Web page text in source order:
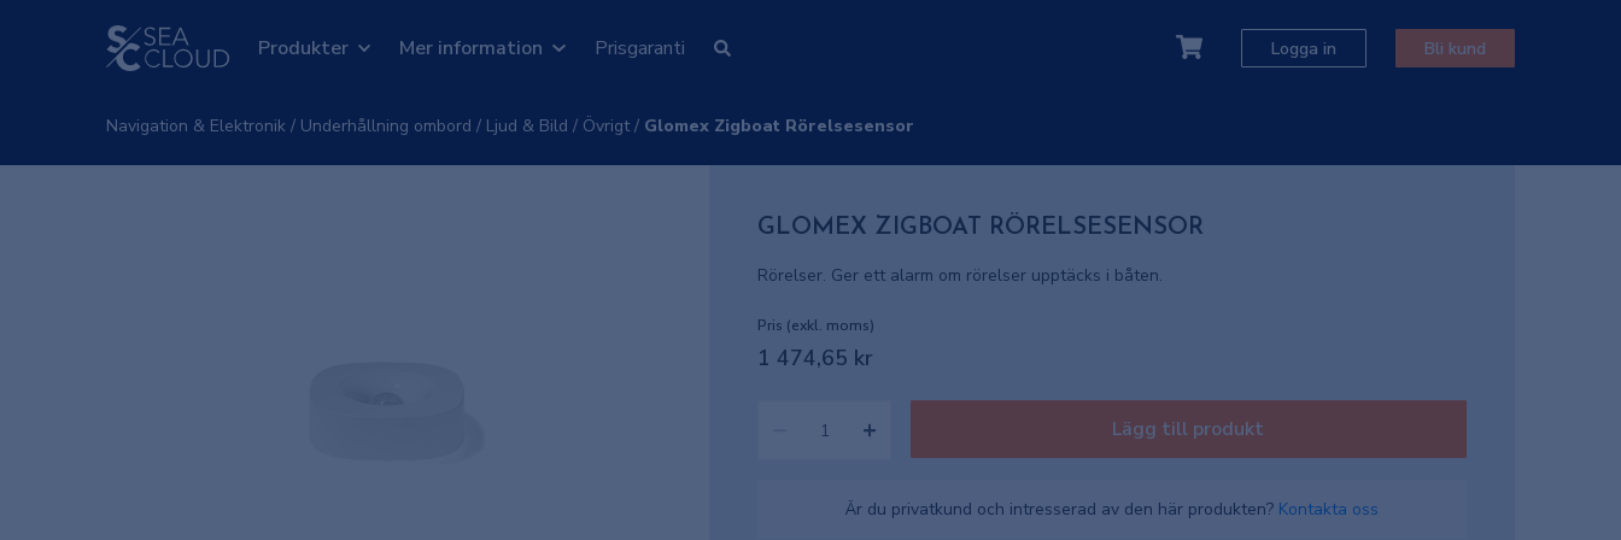
Produkter Mer information Prisgaranti Logga in Bli kund
Navigation & Elektronik / Underhållning ombord / Ljud & Bild / Övrigt/ Glomex Zigboat Rörelsesensor
GLOMEX ZIGBOAT RÖRELSESENSOR
Rörelser. Ger ett alarm om rörelser upptäcks i båten.
Pris (exkl. moms)
1 474,65 kr
Lägg till produkt
Är du privatkund och intresserad av den här produkten? Kontakta oss